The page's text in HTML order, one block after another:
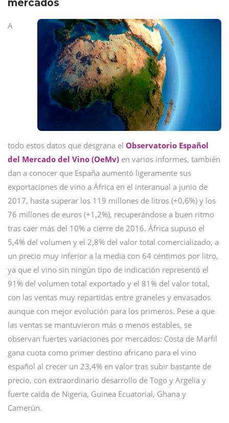
mercados
A
todo estos datos que desgrana el Observatorio Español
del Mercado del Vino (OeMv) en varios informes, también
dan a conocer que España aumentó ligeramente sus
exportaciones de vino a África en el interanual a junio de
2017, hasta superar los 119 millones de litros (+0,6%) y los
76 millones de euros (+1,2%), recuperándose a buen ritmo
tras caer más del 10% a cierre de 2016. África supuso el
5,4% del volumen y el 2,8% del valor total comercializado, a
un precio muy inferior a la media con 64 céntimos por litro,
ya que el vino sin ningún tipo de indicación representó el
91% del volumen total exportado y el 81% del valor total,
con las ventas muy repartidas entre graneles y envasados
aunque con mejor evolución para los primeros. Pese a que
las ventas se mantuvieron más o menos estables, se
observan fuertes variaciones por mercados: Costa de Marfil
gana cuota como primer destino africano para el vino
español al crecer un 23,4% en valor tras subir bastante de
precio, con extraordinario desarrollo de Togo y Argelia y
fuerte caída de Nigeria, Guinea Ecuatorial, Ghana y
Camerún.